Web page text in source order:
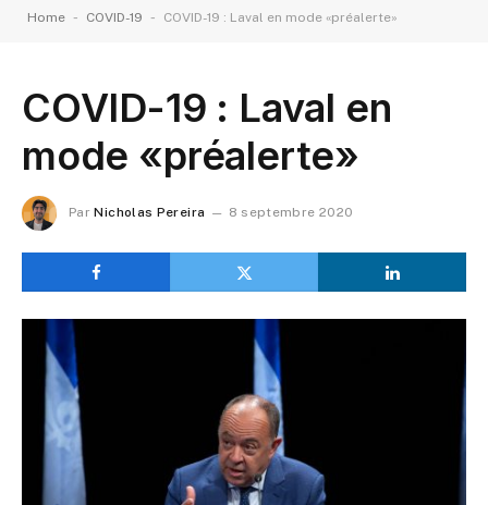
Home - COVID-19 - COVID-19 : Laval en mode «préalerte»
COVID-19 : Laval en
mode «préalerte»
Par Nicholas Pereira 8 septembre 2020